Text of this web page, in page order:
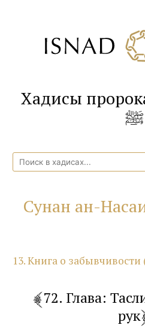
Хадисы
ﷺ
Сунан ан-
13. Книга о забывчивости
72. Глава:
рук